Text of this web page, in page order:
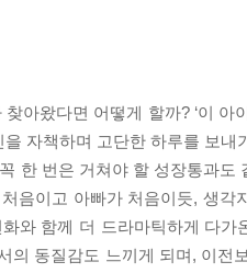
아왔다면 어떻게 할까? ‘이 아
자책하며 고단한 하루를 보내
한 번은 거쳐야 할 성장통과
음이고 아빠가 처음이듯, 생
와 함께 더 드라마틱하게 다
의 동질감도 느끼게 되며, 이전